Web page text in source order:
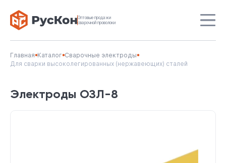
Оптовые продажи
сварочной проволоки
Главная Каталог Сварочные электроды
Для сварки высоколегированных (нержавеющих) сталей
Электроды ОЗЛ-8